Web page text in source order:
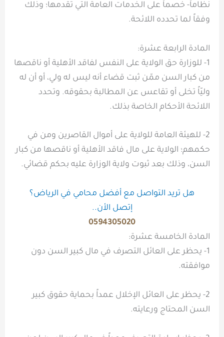
نظاماً- خصماً على الخدمات العامة التي تقدمها؛ وذلك
وفقاً لما تحدده اللائحة.
المادة الرابعة عشرة:
1- للوزارة حق الولاية على النفس لفاقد الأهلية أو ناقصها
من كبار السن ممّن ثبت قضاء أنه ليس له ولي، أو أن له
وليّاً تخلى أو تقاعس عن المطالبة بحقوقه. وتحدد
اللائحة الأحكام الخاصة بذلك.
2- للهيئة العامة للولاية على أموال القاصرين ومن في
حكمهم؛ الولاية على مال فاقد الأهلية أو ناقصها من كبار
السن، وذلك بعد ثبوت ولاية الوزارة عليه بحكم قضائي.
هل تريد التواصل مع أفضل محامي في الرياض؟
إتصل الأن..
0594305020
المادة الخامسة عشرة:
1- يحظر على العائل التصرف في مال كبير السن دون
موافقته.
2- يحظر على العائل الإخلال عمداً بحماية حقوق كبير
السن المحتاج ورعايته.